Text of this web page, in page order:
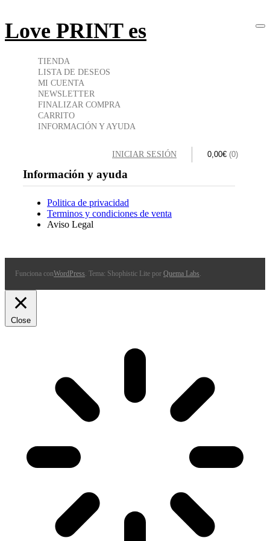
Love PRINT es
TIENDA
LISTA DE DESEOS
MI CUENTA
NEWSLETTER
FINALIZAR COMPRA
CARRITO
INFORMACIÓN Y AYUDA
0,00€ (0)
INICIAR SESIÓN
Información y ayuda
Politica de privacidad
Terminos y condiciones de venta
Aviso Legal
Funciona conWordPress. Tema: Shophistic Lite por Quema Labs.
Close